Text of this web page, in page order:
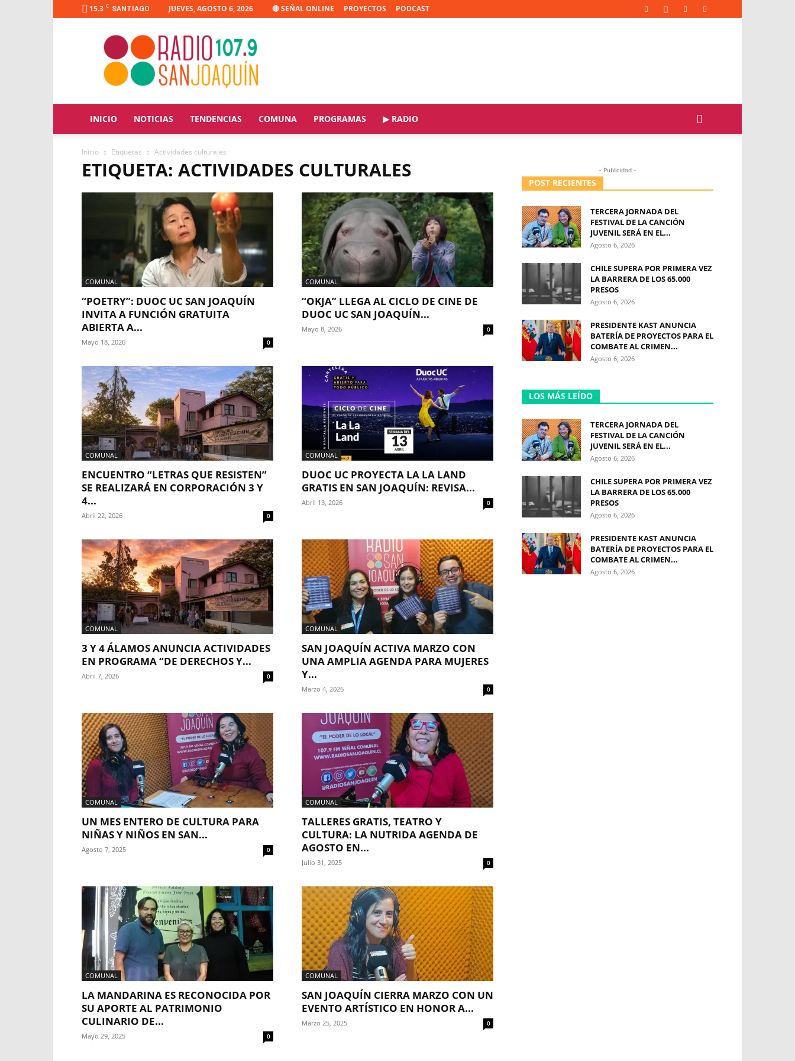
15.3 C SANTIAGO JUEVES, AGOSTO 6, 2026 🔴 SEÑAL ONLINE PROYECTOS PODCAST
Radio
Joaquín
INICIO NOTICIAS TENDENCIAS COMUNA PROGRAMAS ▶ RADIO
Inicio Etiquetas Actividades culturales
ETIQUETA: ACTIVIDADES CULTURALES
COMUNAL
“POETRY”: DUOC UC SAN JOAQUÍN
INVITA A FUNCIÓN GRATUITA
ABIERTA A...
Mayo 18, 2026 0
COMUNAL
“OKJA” LLEGA AL CICLO DE CINE DE
DUOC UC SAN JOAQUÍN...
Mayo 8, 2026 0
COMUNAL
ENCUENTRO “LETRAS QUE RESISTEN”
SE REALIZARÁ EN CORPORACIÓN 3 Y
4...
Abril 22, 2026 0
COMUNAL
DUOC UC PROYECTA LA LA LAND
GRATIS EN SAN JOAQUÍN: REVISA...
Abril 13, 2026 0
COMUNAL
3 Y 4 ÁLAMOS ANUNCIA ACTIVIDADES
EN PROGRAMA “DE DERECHOS Y...
Abril 7, 2026 0
COMUNAL
SAN JOAQUÍN ACTIVA MARZO CON
UNA AMPLIA AGENDA PARA MUJERES
Y...
Marzo 4, 2026 0
COMUNAL
UN MES ENTERO DE CULTURA PARA
NIÑAS Y NIÑOS EN SAN...
Agosto 7, 2025 0
COMUNAL
TALLERES GRATIS, TEATRO Y
CULTURA: LA NUTRIDA AGENDA DE
AGOSTO EN...
Julio 31, 2025 0
COMUNAL
LA MANDARINA ES RECONOCIDA POR
SU APORTE AL PATRIMONIO
CULINARIO DE...
Mayo 29, 2025 0
COMUNAL
SAN JOAQUÍN CIERRA MARZO CON UN
EVENTO ARTÍSTICO EN HONOR A...
Marzo 25, 2025 0
- Publicidad -
POST RECIENTES
TERCERA JORNADA DEL
FESTIVAL DE LA CANCIÓN
JUVENIL SERÁ EN EL...
Agosto 6, 2026
CHILE SUPERA POR PRIMERA VEZ
LA BARRERA DE LOS 65.000
PRESOS
Agosto 6, 2026
PRESIDENTE KAST ANUNCIA
BATERÍA DE PROYECTOS PARA EL
COMBATE AL CRIMEN...
Agosto 6, 2026
LOS MÁS LEÍDO
TERCERA JORNADA DEL
FESTIVAL DE LA CANCIÓN
JUVENIL SERÁ EN EL...
Agosto 6, 2026
CHILE SUPERA POR PRIMERA VEZ
LA BARRERA DE LOS 65.000
PRESOS
Agosto 6, 2026
PRESIDENTE KAST ANUNCIA
BATERÍA DE PROYECTOS PARA EL
COMBATE AL CRIMEN...
Agosto 6, 2026